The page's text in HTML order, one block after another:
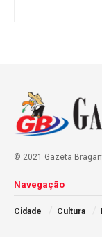
© 2021 Gazeta
Navegação
Cidade Cultura